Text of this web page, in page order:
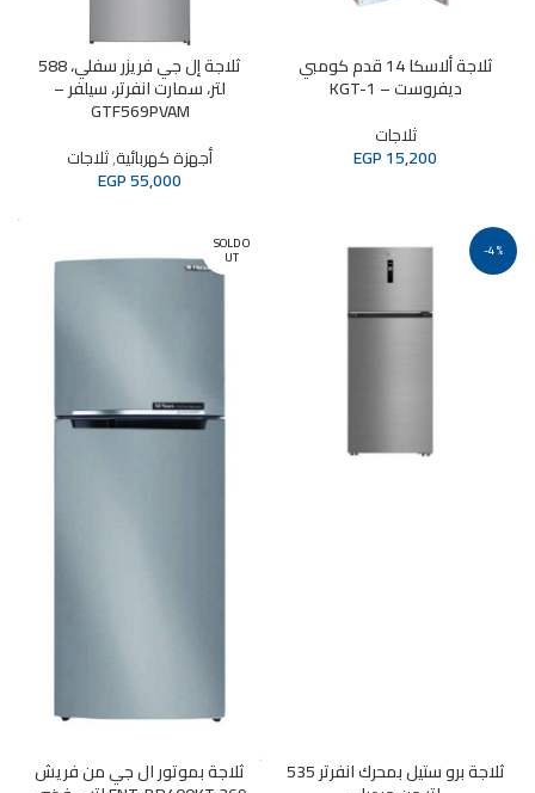
ثلاجة ألاسكا 14 قدم كومبي
ديفروست – KGT-1
ثلاجات
EGP15,200
ثلاجة إل جي فريزر سفلي، 588
لتر، سمارت انفرتر، سيلفر –
GTF569PVAM
أجهزة كهربائية,ثلاجات
EGP55,000
-4%
ثلاجة برو ستيل بمحرك انفرتر 535
SOLD O
UT
ثلاجة بموتور ال جي من فريش